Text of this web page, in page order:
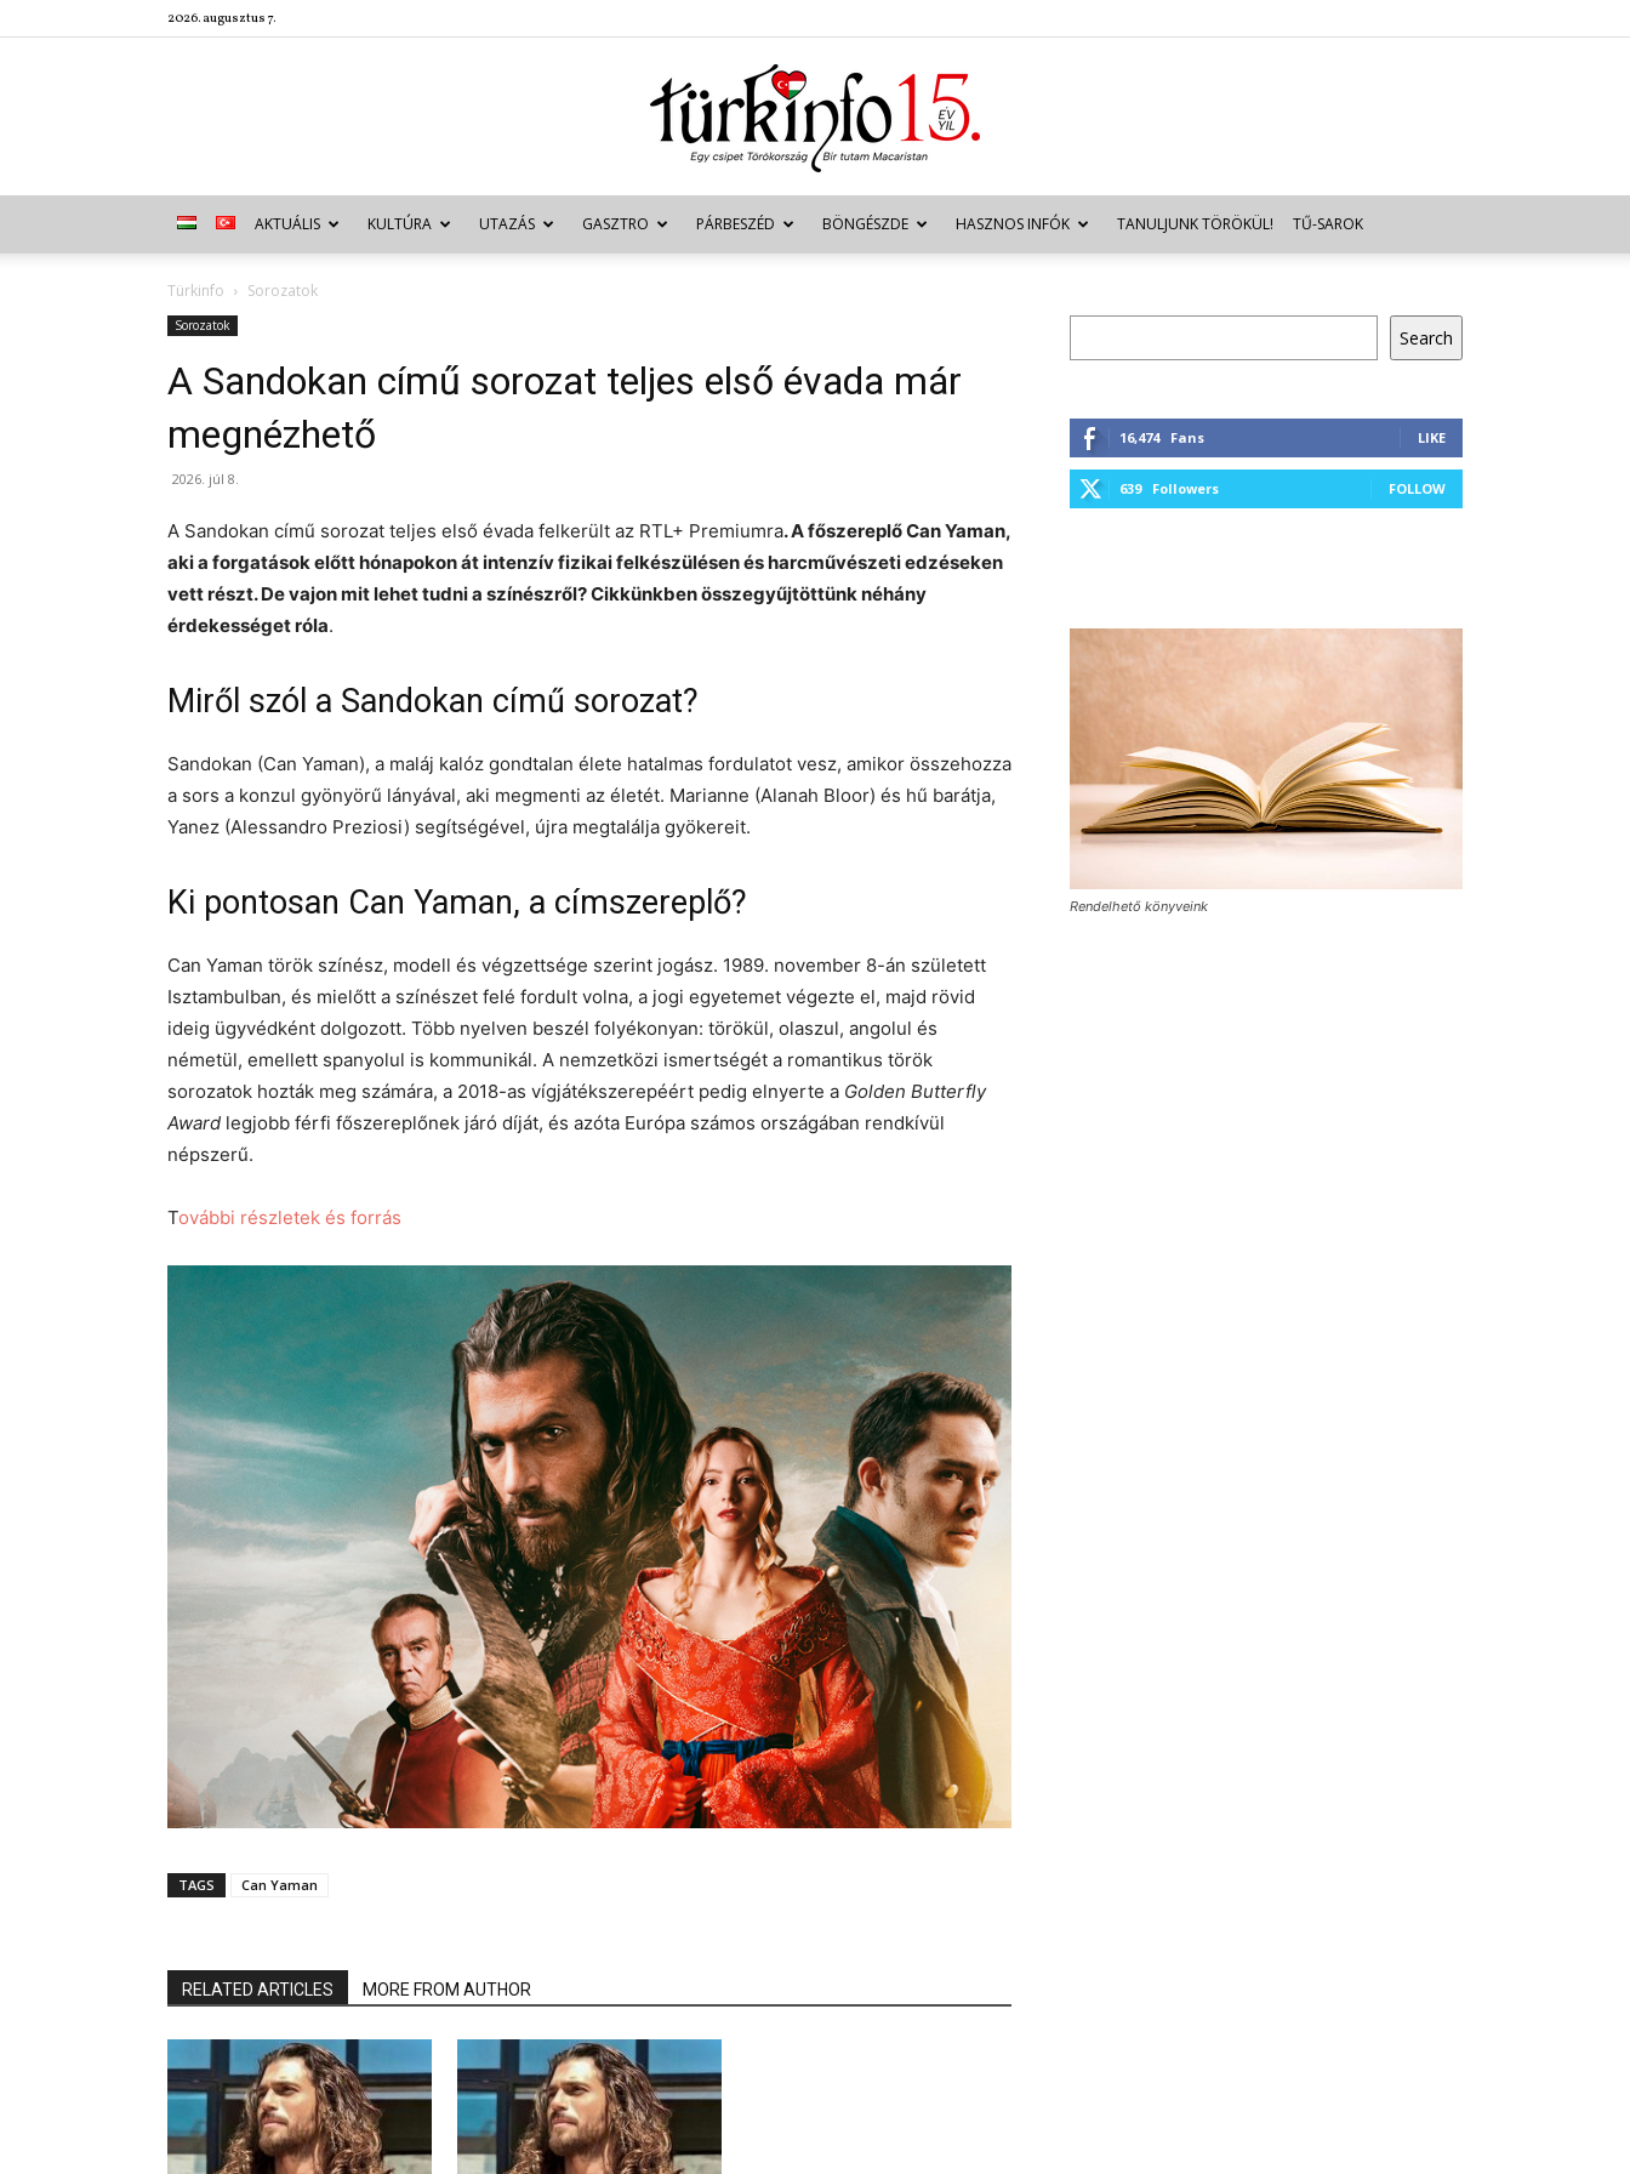
2026. augusztus 7.
Türkinfo
AKTUÁLIS KULTÚRA UTAZÁS GASZTRO PÁRBESZÉD BÖNGÉSZDE HASZNOS INFÓK TANULJUNK TÖRÖKÜL! TŰ-SAROK
Türkinfo Sorozatok
Sorozatok
A Sandokan című sorozat teljes első évada már
megnézhető
2026. júl 8.
A Sandokan című sorozat teljes első évada felkerült az RTL+ Premiumra. A főszereplő Can Yaman,
aki a forgatások előtt hónapokon át intenzív fizikai felkészülésen és harcművészeti edzéseken
vett részt. De vajon mit lehet tudni a színészről? Cikkünkben összegyűjtöttünk néhány
érdekességet róla.
Miről szól a Sandokan című sorozat?
Sandokan (Can Yaman), a maláj kalóz gondtalan élete hatalmas fordulatot vesz, amikor összehozza
a sors a konzul gyönyörű lányával, aki megmenti az életét. Marianne (Alanah Bloor) és hű barátja,
Yanez (Alessandro Preziosi) segítségével, újra megtalálja gyökereit.
Ki pontosan Can Yaman, a címszereplő?
Can Yaman török színész, modell és végzettsége szerint jogász. 1989. november 8-án született
Isztambulban, és mielőtt a színészet felé fordult volna, a jogi egyetemet végezte el, majd rövid
ideig ügyvédként dolgozott. Több nyelven beszél folyékonyan: törökül, olaszul, angolul és
németül, emellett spanyolul is kommunikál. A nemzetközi ismertségét a romantikus török
sorozatok hozták meg számára, a 2018-as vígjátékszerepéért pedig elnyerte a Golden Butterfly
Award legjobb férfi főszereplőnek járó díját, és azóta Európa számos országában rendkívül
népszerű.
További részletek és forrás
TAGS Can Yaman
RELATED ARTICLES MORE FROM AUTHOR
Search
16,474 Fans LIKE
639 Followers FOLLOW
Rendelhető könyveink